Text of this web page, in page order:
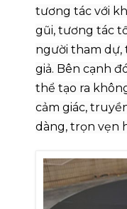
tương tác với
gũi, tương tác
người tham dự,
giả. Bên cạnh
thể tạo ra
cảm giác,
dàng, trọn vẹn